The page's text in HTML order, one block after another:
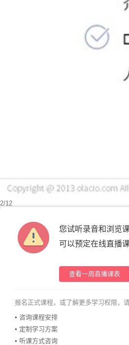
2/12
您试听录音和浏览
可以预定在线直播
查看一周直播课表
报名正式课程，或了解更多学习权限，
• 咨询课程安排
• 定制学习方案
• 听课方式咨询